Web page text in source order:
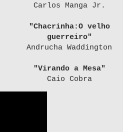
Carlos Manga Jr.
"Chacrinha:O velho
guerreiro"
Andrucha Waddington
"Virando a Mesa"
Caio Cobra